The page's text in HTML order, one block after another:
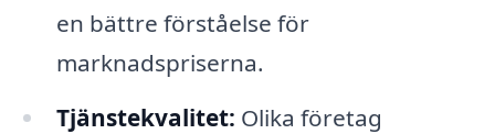
en bättre förståelse för
marknadspriserna.
Tjänstekvalitet: Olika företag